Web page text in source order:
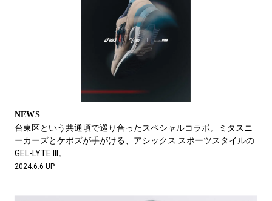
NEWS
台東区という共通項で巡り合ったスペシャルコラボ。ミタスニ
ーカーズとケボズが手がける、アシックス スポーツスタイルの
GEL-LYTE lll。
2024.6.6 UP